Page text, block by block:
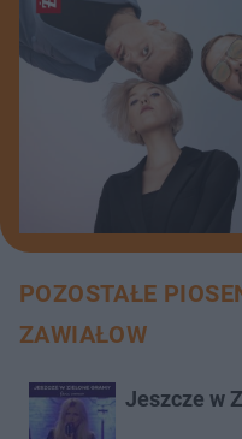
POZOSTAŁE
ZAWIAŁOW
Jeszcze w